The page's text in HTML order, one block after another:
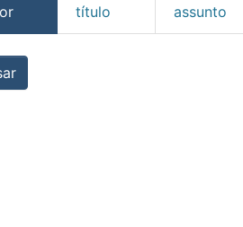
título
assunto
das